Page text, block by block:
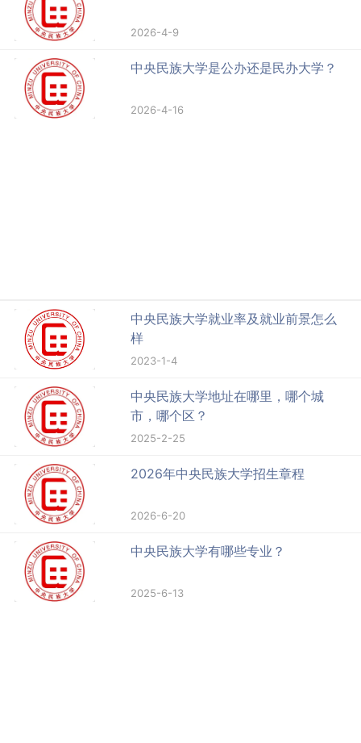
2026-4-9
中央民族大学是公办还是民办大学？
2026-4-16
中央民族大学就业率及就业前景怎么
样
2023-1-4
中央民族大学地址在哪里，哪个城
市，哪个区？
2025-2-25
2026年中央民族大学招生章程
2026-6-20
中央民族大学有哪些专业？
2025-6-13